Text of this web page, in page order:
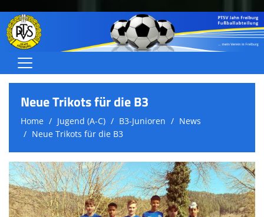
Home
Frauen/Juniorinnen
Jugend (A-C)
Jugend (D-G)
Schiedsrichter
Neue Trikots für die B3
Home Jugend (A-C) B3-Junioren
News
Neue Trikots für die B3